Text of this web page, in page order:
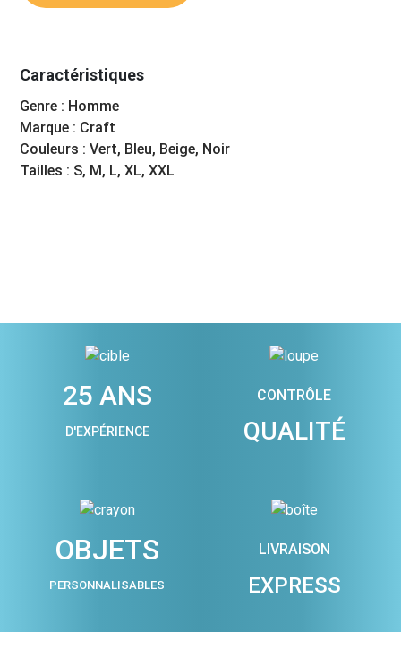
Caractéristiques
Genre : Homme
Marque : Craft
Couleurs : Vert, Bleu, Beige, Noir
Tailles : S, M, L, XL, XXL
25 ANS
D'EXPÉRIENCE
CONTRÔLE
QUALITÉ
OBJETS
PERSONNALISABLES
LIVRAISON
EXPRESS